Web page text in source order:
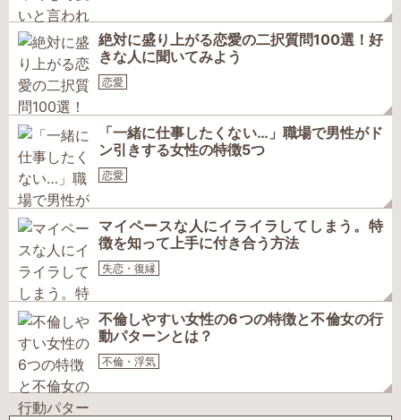
絶対に盛り上がる恋愛の二択質問100選！好
きな人に聞いてみよう
恋愛
「一緒に仕事したくない…」職場で男性がド
ン引きする女性の特徴5つ
恋愛
マイペースな人にイライラしてしまう。特
徴を知って上手に付き合う方法
失恋・復縁
不倫しやすい女性の6つの特徴と不倫女の行
動パターンとは？
不倫・浮気